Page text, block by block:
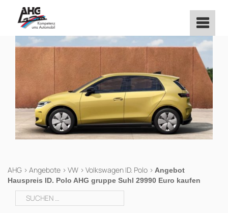
springen
AHG > Angebote > VW > Volkswagen ID. Polo > Angebot
Hauspreis ID. Polo AHG gruppe Suhl 29990 Euro kaufen
Suchen
nach: